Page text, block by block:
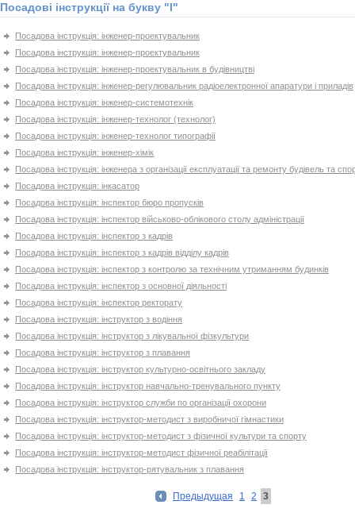
Посадові інструкції на букву "І"
Посадова інструкція: інженер-проектувальник
Посадова інструкція: інженер-проектувальник
Посадова інструкція: інженер-проектувальник в будівництві
Посадова інструкція: інженер-регулювальник радіоелектронної апаратури і приладів
Посадова інструкція: інженер-системотехнік
Посадова інструкція: інженер-технолог (технолог)
Посадова інструкція: інженер-технолог типографії
Посадова інструкція: інженер-хімік
Посадова інструкція: інженера з організації експлуатації та ремонту будівель та
Посадова інструкція: інкасатор
Посадова інструкція: інспектор бюро пропусків
Посадова інструкція: інспектор військово-облікового столу адміністрації
Посадова інструкція: інспектор з кадрів
Посадова інструкція: інспектор з кадрів відділу кадрів
Посадова інструкція: інспектор з контролю за технічним утриманням будинків
Посадова інструкція: інспектор з основної діяльності
Посадова інструкція: інспектор ректорату
Посадова інструкція: інструктор з водіння
Посадова інструкція: інструктор з лікувальної фізкультури
Посадова інструкція: інструктор з плавання
Посадова інструкція: інструктор культурно-освітнього закладу
Посадова інструкція: інструктор навчально-тренувального пункту
Посадова інструкція: інструктор служби по організації охорони
Посадова інструкція: інструктор-методист з виробничої гімнастики
Посадова інструкція: інструктор-методист з фізичної культури та спорту
Посадова інструкція: інструктор-методист фізичної реабілітації
Посадова інструкція: інструктор-рятувальник з плавання
Предыдущая 1 2 3